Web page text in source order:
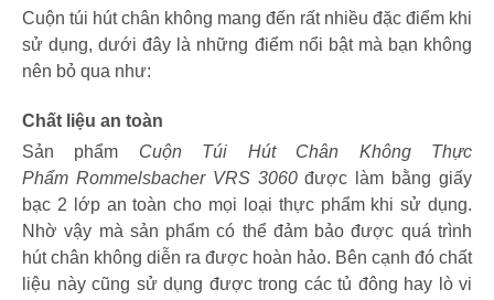
Cuộn túi hút chân không mang đến rất nhiều đặc điểm khi
sử dụng, dưới đây là những điểm nổi bật mà bạn không
nên bỏ qua như:
Chất liệu an toàn
Sản phẩm Cuộn Túi Hút Chân Không Thực
Phẩm ‎Rommelsbacher VRS 3060được làm bằng giấy
bạc 2 lớp an toàn cho mọi loại thực phẩm khi sử dụng.
Nhờ vậy mà sản phẩm có thể đảm bảo được quá trình
hút chân không diễn ra được hoàn hảo. Bên cạnh đó chất
liệu này cũng sử dụng được trong các tủ đông hay lò vi